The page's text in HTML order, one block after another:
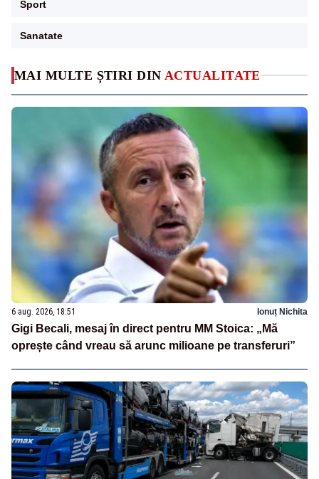
MAI MULTE ȘTIRI DIN ACTUALITATE
6 aug. 2026, 18:51 Ionuț Nichita
Gigi Becali, mesaj în direct pentru MM Stoica: „Mă
oprește când vreau să arunc milioane pe transferuri”
Sport
Sanatate